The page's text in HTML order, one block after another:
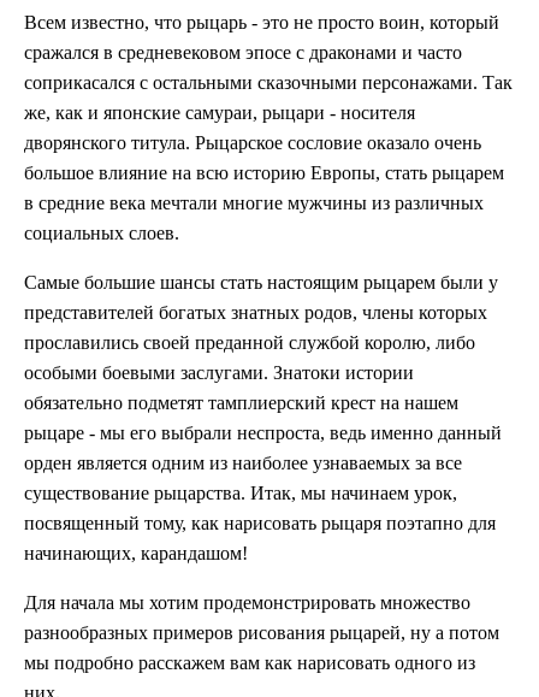
Всем известно, что рыцарь - это не просто воин, который
сражался в средневековом эпосе с драконами и часто
соприкасался с остальными сказочными персонажами. Так
же, как и японские самураи, рыцари - носителя
дворянского титула. Рыцарское сословие оказало очень
большое влияние на всю историю Европы, стать рыцарем
в средние века мечтали многие мужчины из различных
социальных слоев.
Самые большие шансы стать настоящим рыцарем были у
представителей богатых знатных родов, члены которых
прославились своей преданной службой королю, либо
особыми боевыми заслугами. Знатоки истории
обязательно подметят тамплиерский крест на нашем
рыцаре - мы его выбрали неспроста, ведь именно данный
орден является одним из наиболее узнаваемых за все
существование рыцарства. Итак, мы начинаем урок,
посвященный тому, как нарисовать рыцаря поэтапно для
начинающих, карандашом!
Для начала мы хотим продемонстрировать множество
разнообразных примеров рисования рыцарей, ну а потом
мы подробно расскажем вам как нарисовать одного из
них.